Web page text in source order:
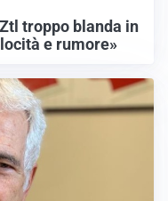
troppo blanda in
e rumore»